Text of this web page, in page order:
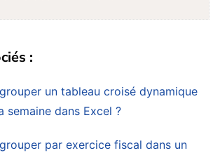
:
un tableau croisé dynamique
semaine dans Excel ?
par exercice fiscal dans un